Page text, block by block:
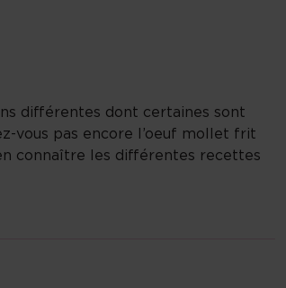
différentes dont certaines sont
vous pas encore l’oeuf mollet frit
connaître les différentes recettes